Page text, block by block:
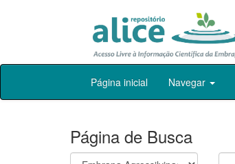
Skip
Página inicial Navegar
Página de Busca